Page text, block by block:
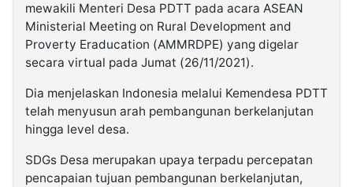
mewakili Menteri Desa PDTT pada acara ASEAN
Ministerial Meeting on Rural Development and
Proverty Eraducation (AMMRDPE) yang digelar
secara virtual pada Jumat (26/11/2021).
Dia menjelaskan Indonesia melalui Kemendesa PDTT
telah menyusun arah pembangunan berkelanjutan
hingga level desa.
SDGs Desa merupakan upaya terpadu percepatan
pencapaian tujuan pembangunan berkelanjutan,